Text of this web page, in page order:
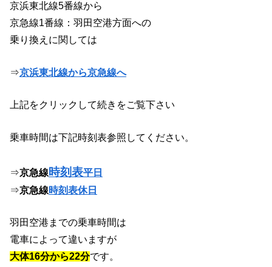
京浜東北線5番線から
京急線1番線：羽田空港方面への
乗り換えに関しては
⇒京浜東北線から京急線へ
上記をクリックして続きをご覧下さい
乗車時間は下記時刻表参照してください。
⇒京急線時刻表平日
⇒京急線時刻表休日
羽田空港までの乗車時間は
電車によって違いますが
大体16分から22分です。